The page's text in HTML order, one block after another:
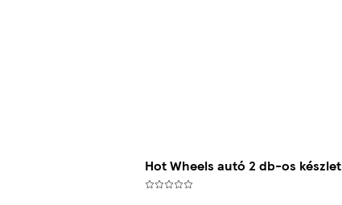
Hot Wheels autó 2 db-os készlet